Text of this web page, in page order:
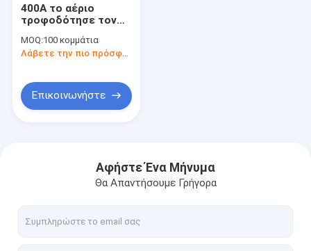
400A το αέριο
τροφοδότησε τον
μηχανών
συγκόλλησης
MOS ραβδιών
MOQ:100 κομμάτια
Λάβετε την πιο πρόσφατη τιμή
Επικοινωνήστε
Αφήστε Ένα Μήνυμα
Θα Απαντήσουμε Γρήγορα